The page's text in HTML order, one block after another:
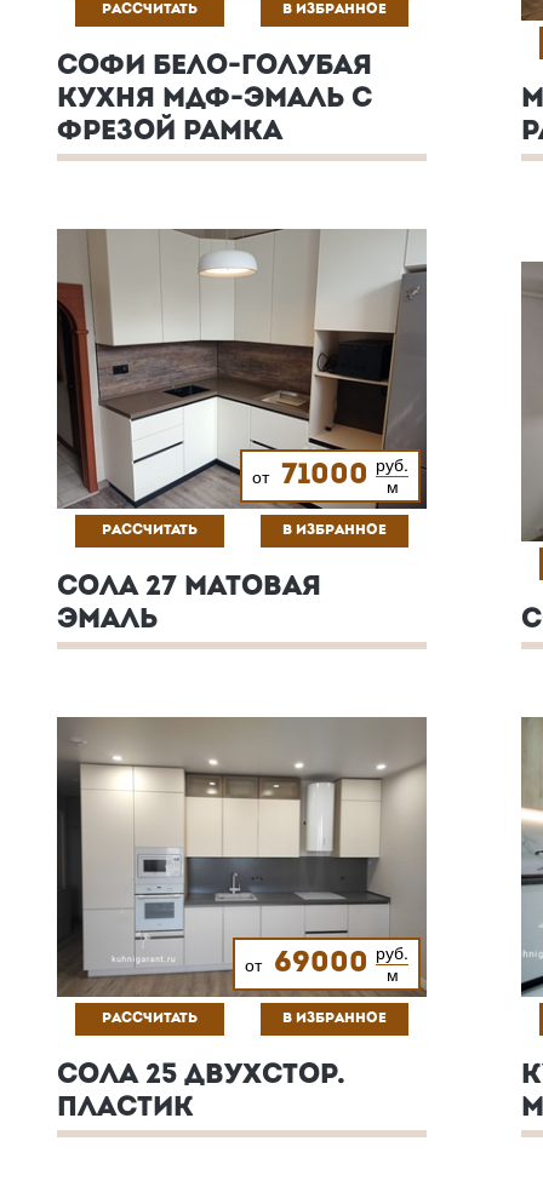
РАССЧИТАТЬ В ИЗБРАННОЕ
СОФИ БЕЛО-ГОЛУБАЯ
КУХНЯ МДФ-ЭМАЛЬ С
ФРЕЗОЙ РАМКА
от 71000 руб.
м
РАССЧИТАТЬ В ИЗБРАННОЕ
СОЛА 27 МАТОВАЯ
ЭМАЛЬ
от 69000 руб.
м
РАССЧИТАТЬ В ИЗБРАННОЕ
СОЛА 25 ДВУХСТОР.
ПЛАСТИК